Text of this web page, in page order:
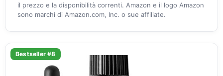
il prezzo e la disponibilità correnti. Amazon e il logo Amazon
sono marchi di Amazon.com, Inc. o sue affiliate.
Bestseller #8